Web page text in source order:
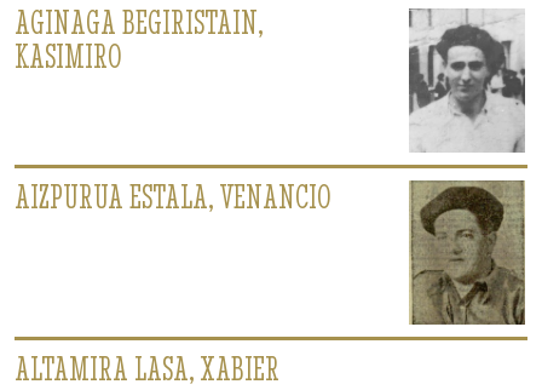
AGINAGA BEGIRISTAIN,
KASIMIRO
AIZPURUA ESTALA, VENANCIO
ALTAMIRA LASA, XABIER